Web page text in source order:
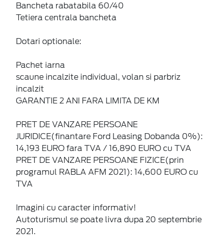
Bancheta rabatabila 60/40
Tetiera centrala bancheta
Dotari optionale:
Pachet iarna
scaune incalzite individual, volan si parbriz
incalzit
GARANTIE 2 ANI FARA LIMITA DE KM
PRET DE VANZARE PERSOANE
JURIDICE(finantare Ford Leasing Dobanda 0%):
14,193 EURO fara TVA / 16,890 EURO cu TVA
PRET DE VANZARE PERSOANE FIZICE(prin
programul RABLA AFM 2021): 14,600 EURO cu
TVA
Imagini cu caracter informativ!
Autoturismul se poate livra dupa 20 septembrie
2021.